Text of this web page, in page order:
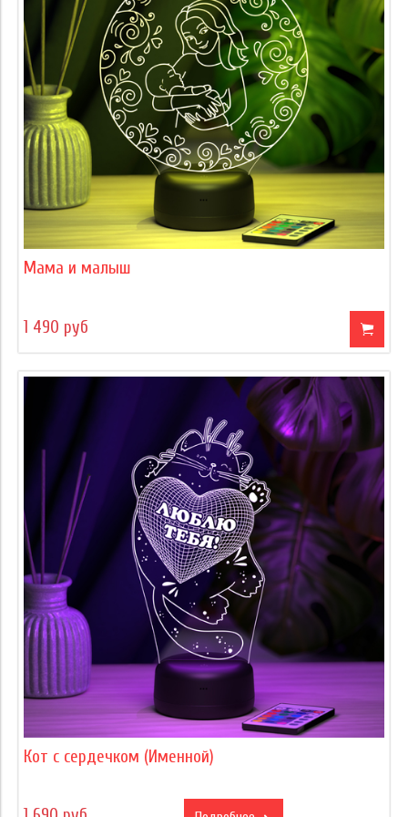
Мама и малыш
1 490 руб
Кот с сердечком (Именной)